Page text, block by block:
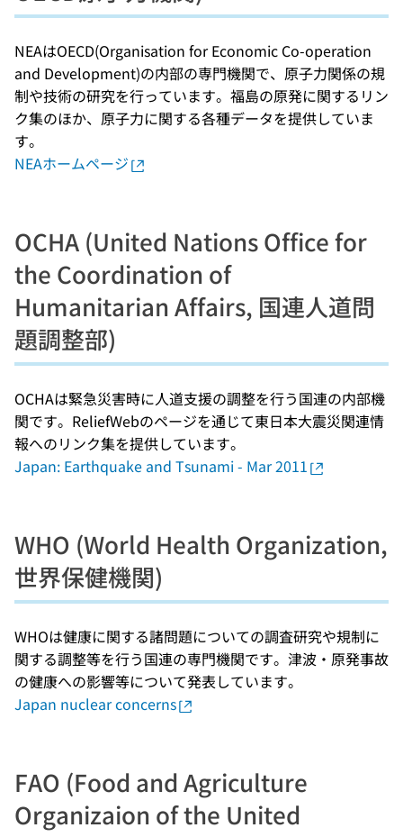
NEAはOECD(Organisation for Economic Co-operation
and Development)の内部の専門機関で、原子力関係の規
制や技術の研究を行っています。福島の原発に関するリン
ク集のほか、原子力に関する各種データを提供していま
す。
NEAホームページ
OCHA (United Nations Office for
the Coordination of
Humanitarian Affairs, 国連人道問
題調整部)
OCHAは緊急災害時に人道支援の調整を行う国連の内部機
関です。ReliefWebのページを通じて東日本大震災関連情
報へのリンク集を提供しています。
Japan: Earthquake and Tsunami - Mar 2011
WHO (World Health Organization,
世界保健機関)
WHOは健康に関する諸問題についての調査研究や規制に
関する調整等を行う国連の専門機関です。津波・原発事故
の健康への影響等について発表しています。
Japan nuclear concerns
FAO (Food and Agriculture
Organizaion of the United